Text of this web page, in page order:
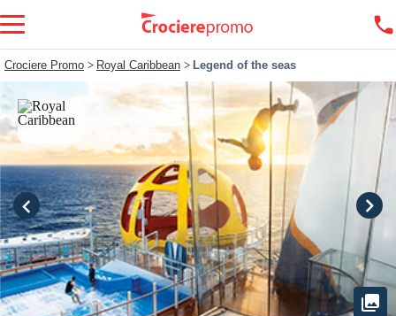
Crociere Promo > Royal Caribbean > Legend of the seas